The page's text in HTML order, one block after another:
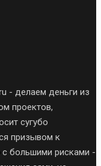
- делаем деньги из
проектов,
сугубо
призывом к
большими рисками -